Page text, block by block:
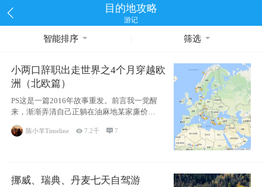
目的地攻略
游记
智能排序 筛选
小两口辞职出走世界之4个月穿越欧
洲（北欧篇）
PS这是一篇2016年故事重发。前言我一觉醒
来，渐渐弄清自己正躺在油麻地某家廉价宾
馆
陈小羊Timeline 7.2千 7
挪威、瑞典、丹麦七天自驾游